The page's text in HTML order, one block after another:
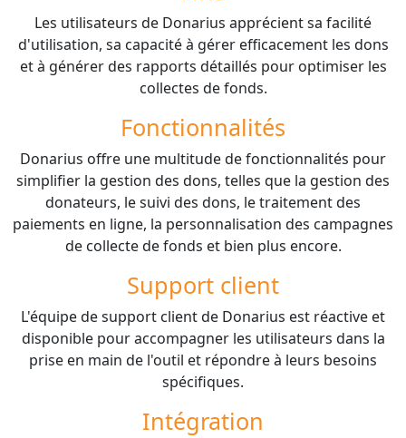
Les utilisateurs de Donarius apprécient sa facilité
d'utilisation, sa capacité à gérer efficacement les dons
et à générer des rapports détaillés pour optimiser les
collectes de fonds.
Fonctionnalités
Donarius offre une multitude de fonctionnalités pour
simplifier la gestion des dons, telles que la gestion des
donateurs, le suivi des dons, le traitement des
paiements en ligne, la personnalisation des campagnes
de collecte de fonds et bien plus encore.
Support client
L'équipe de support client de Donarius est réactive et
disponible pour accompagner les utilisateurs dans la
prise en main de l'outil et répondre à leurs besoins
spécifiques.
Intégration